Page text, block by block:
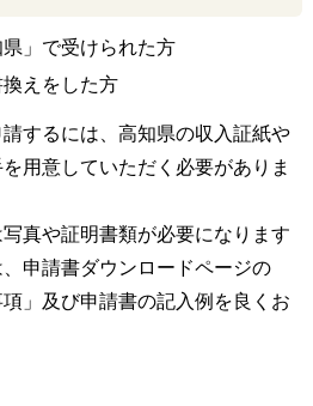
」で受けられた方
えをした方
するには、高知県の収入証紙や
用意していただく必要がありま
真や証明書類が必要になります
申請書ダウンロードページの
項」及び申請書の記入例を良くお